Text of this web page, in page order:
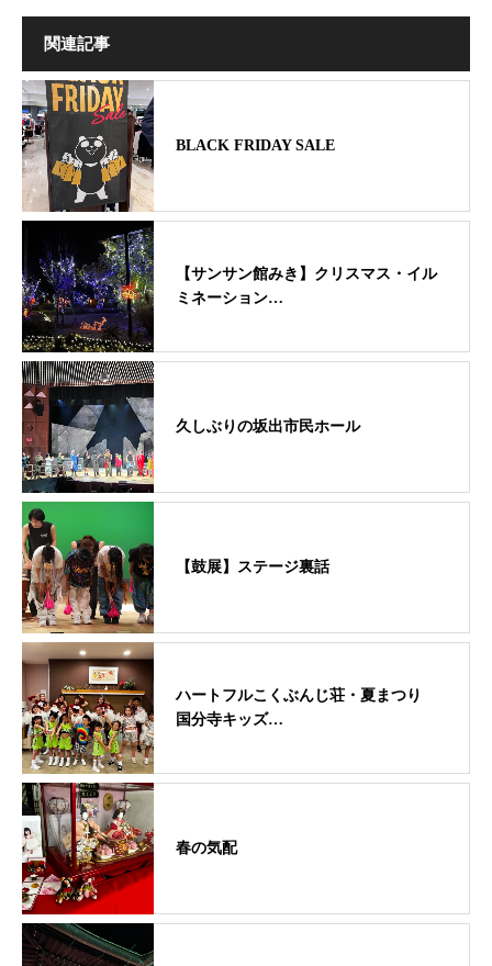
関連記事
BLACK FRIDAY SALE
【サンサン館みき】クリスマス・イル
ミネーション…
久しぶりの坂出市民ホール
【鼓展】ステージ裏話
ハートフルこくぶんじ荘・夏まつり
国分寺キッズ…
春の気配